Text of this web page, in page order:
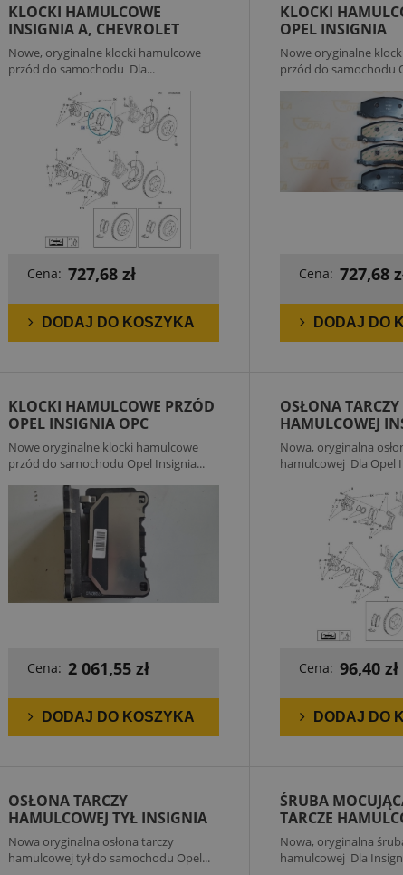
KLOCKI HAMULCOWE
INSIGNIA A, CHEVROLET
MALIBU
Nowe, oryginalne klocki hamulcowe
przód do samochodu Dla...
Cena: 727,68 zł
DODAJ DO KOSZYKA
KLOCKI
OPEL INSIGNIA
Nowe oryginalne
przód do samochodu
Cena: 727,68
DODAJ DO
KLOCKI HAMULCOWE PRZÓD
OPEL INSIGNIA OPC
Nowe oryginalne klocki hamulcowe
przód do samochodu Opel Insignia...
Cena: 2 061,55 zł
DODAJ DO KOSZYKA
OSŁONA TARCZY
HAMULCOWEJ
Nowa, oryginalna
hamulcowej Dla Opel
Cena: 96,40 zł
DODAJ DO
OSŁONA TARCZY
HAMULCOWEJ TYŁ INSIGNIA
A LEWA
Nowa oryginalna osłona tarczy
hamulcowej tył do samochodu Opel...
ŚRUBA
TARCZE
INSIGNIA A
Nowa, oryginalna
hamulcowej Dla